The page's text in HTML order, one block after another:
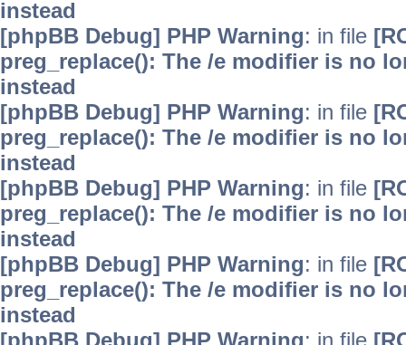
instead
[phpBB Debug] PHP Warning: in file
preg_replace(): The /e modifier is no
instead
[phpBB Debug] PHP Warning: in file
preg_replace(): The /e modifier is no
instead
[phpBB Debug] PHP Warning: in file
preg_replace(): The /e modifier is no
instead
[phpBB Debug] PHP Warning: in file
preg_replace(): The /e modifier is no
instead
[phpBB Debug] PHP Warning: in file